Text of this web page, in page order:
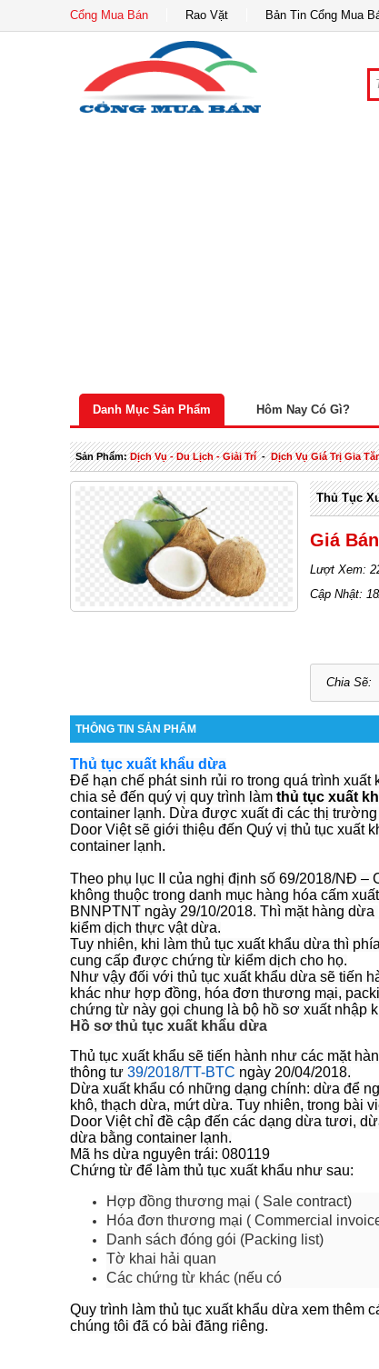
Cổng Mua Bán Rao Vặt Bản Tin Cổng Mua
Danh Mục Sản Phẩm Hôm Nay Có Gì?
Sản Phẩm:Dịch Vụ - Du Lịch - Giải Trí-Dịch Vụ Giá Trị Gia
Thủ Tục
Giá
Lượt Xem:
Cập Nhật:
Chia Sẽ:
THÔNG TIN SẢN PHẨM
Thủ tục xuất khẩu dừa
Để hạn chế phát sinh rủi ro trong quá trình
chia sẻ đến quý vị quy trình làm thủ tục xuất
container lạnh. Dừa được xuất đi các thị
Door Việt sẽ giới thiệu đến Quý vị thủ tục xuất
container lạnh.
Theo phụ lục II của nghị định số 69/2018/NĐ –
không thuộc trong danh mục hàng hóa cấm
BNNPTNT ngày 29/10/2018. Thì mặt hàng
kiểm dịch thực vật dừa.
Tuy nhiên, khi làm thủ tục xuất khẩu dừa thì
cung cấp được chứng từ kiểm dịch cho họ.
Như vậy đối với thủ tục xuất khẩu dừa sẽ tiến
khác như hợp đồng, hóa đơn thương mại,
chứng từ này gọi chung là bộ hồ sơ xuất nhập
Hồ sơ thủ tục xuất khẩu dừa
Thủ tục xuất khẩu sẽ tiến hành như các mặt
thông tư 39/2018/TT-BTC ngày 20/04/2018.
Dừa xuất khẩu có những dạng chính: dừa để
khô, thạch dừa, mứt dừa. Tuy nhiên, trong bài
Door Việt chỉ đề cập đến các dạng dừa tươi,
dừa bằng container lạnh.
Mã hs dừa nguyên trái: 080119
Chứng từ để làm thủ tục xuất khẩu như sau:
Hợp đồng thương mại ( Sale contract)
Hóa đơn thương mại ( Commercial
Danh sách đóng gói (Packing list)
Tờ khai hải quan
Các chứng từ khác (nếu có
Quy trình làm thủ tục xuất khẩu dừa xem thêm
chúng tôi đã có bài đăng riêng.